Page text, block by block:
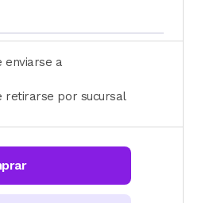
enviarse a
números)
retirarse por sucursal